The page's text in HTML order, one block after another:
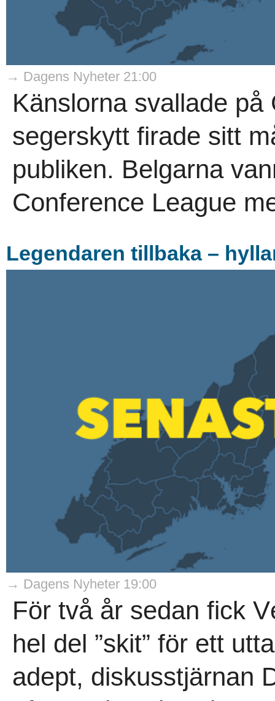
→ Dagens Nyheter 21:00
Känslorna svallade
segerskytt firade sitt
publiken. Belgarna
Conference League
Legendaren tillbaka –
→ Dagens Nyheter 19:00
För två år sedan fick
hel del ”skit” för ett
adept, diskusstjärnan